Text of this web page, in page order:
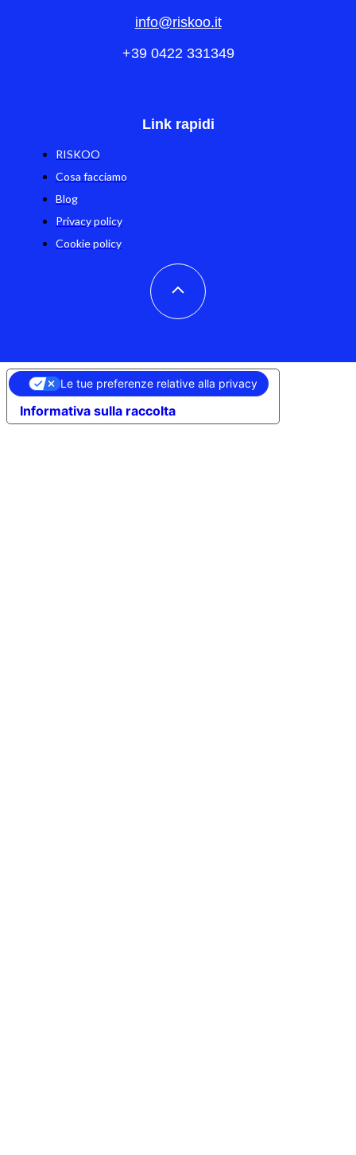
info@riskoo.it
+39 0422 331349
Link rapidi
RISKOO
Cosa facciamo
Blog
Privacy policy
Cookie policy
Informativa sulla raccolta
Le tue preferenze relative alla privacy